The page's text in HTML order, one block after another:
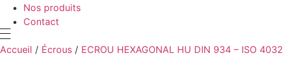
Nos produits
Contact
Accueil / Écrous / ECROU HEXAGONAL HU DIN 934 – ISO 4032